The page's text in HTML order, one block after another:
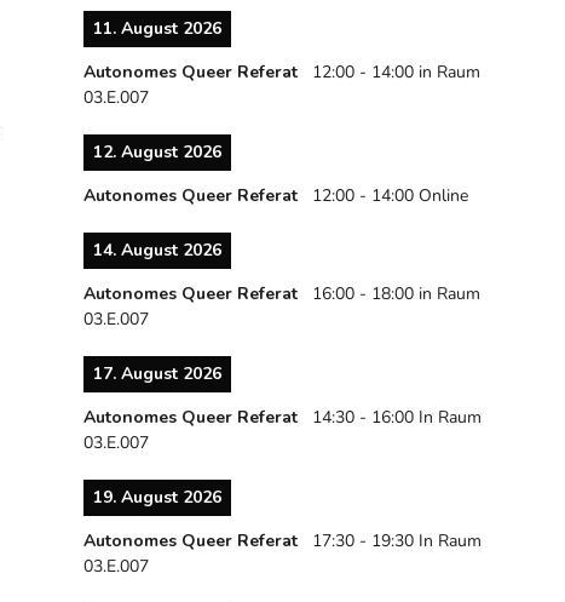
11. August 2026
Autonomes Queer Referat
12:00 - 14:00 in Raum
03.E.007
12. August 2026
Autonomes Queer Referat
12:00 - 14:00 Online
14. August 2026
Autonomes Queer Referat
16:00 - 18:00 in Raum
03.E.007
17. August 2026
Autonomes Queer Referat
14:30 - 16:00 In Raum
03.E.007
19. August 2026
Autonomes Queer Referat
17:30 - 19:30 In Raum
03.E.007